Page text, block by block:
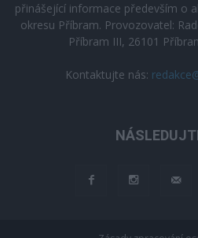
přinášející informace především o
okresu Příbram. Provozovatel:
Příbram III, 26101
Kontaktujte nás: